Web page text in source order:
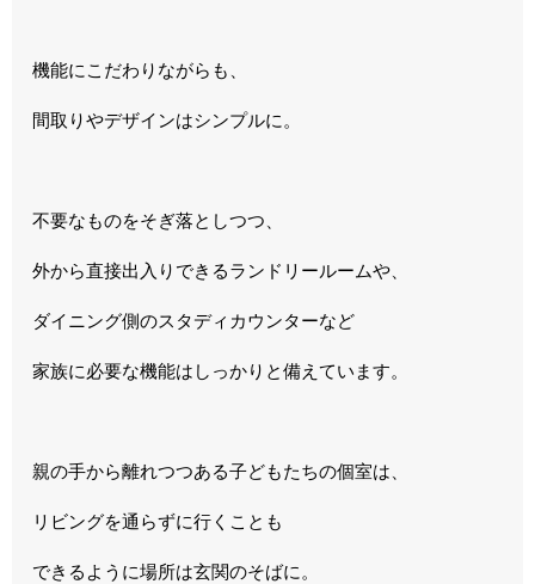
機能にこだわりながらも、
間取りやデザインはシンプルに。
不要なものをそぎ落としつつ、
外から直接出入りできるランドリールームや、
ダイニング側のスタディカウンターなど
家族に必要な機能はしっかりと備えています。
親の手から離れつつある子どもたちの個室は、
リビングを通らずに行くことも
できるように場所は玄関のそばに。